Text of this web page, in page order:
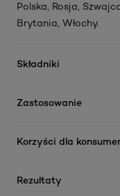
Polska, Rosja,
Brytania, Włochy.
Składniki
Zastosowanie
Korzyści dla
Rezultaty